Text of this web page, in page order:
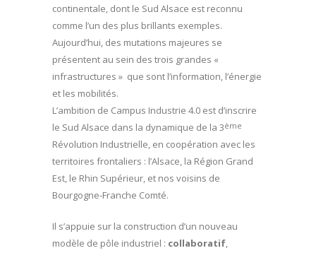
continentale, dont le Sud Alsace est reconnu
comme l’un des plus brillants exemples.
Aujourd’hui, des mutations majeures se
présentent au sein des trois grandes «
infrastructures » que sont l’information, l’énergie
et les mobilités.
L’ambition de Campus Industrie 4.0 est d’inscrire
le Sud Alsace dans la dynamique de la 3ème
Révolution Industrielle, en coopération avec les
territoires frontaliers : l’Alsace, la Région Grand
Est, le Rhin Supérieur, et nos voisins de
Bourgogne-Franche Comté.
Il s’appuie sur la construction d’un nouveau
modèle de pôle industriel : collaboratif,